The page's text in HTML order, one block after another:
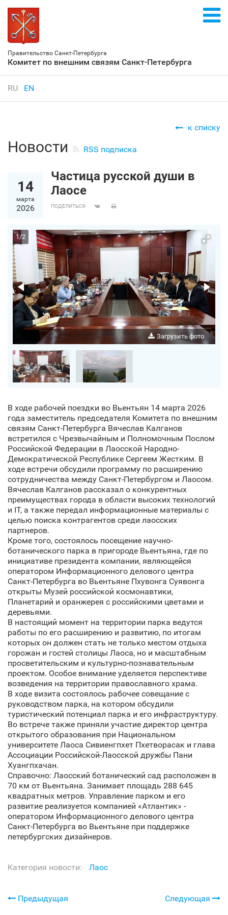
Правительство Санкт‑Петербурга
Комитет по внешним связям Санкт‑Петербурга
RU EN
к списку
Новости RSS подписка
14
марта
2026
Частица русской души в
Лаосе
ПОДЕЛИТЬСЯ:
Загрузить фото
1/2
В ходе рабочей поездки во Вьентьян 14 марта 2026
года заместитель председателя Комитета по внешним
связям Санкт‑Петербурга Вячеслав Калганов
встретился с Чрезвычайным и Полномочным Послом
Российской Федерации в Лаосской Народно-
Демократической Республике Сергеем Жестким. В
ходе встречи обсудили программу по расширению
сотрудничества между Санкт‑Петербургом и Лаосом.
Вячеслав Калганов рассказал о конкурентных
преимуществах города в области высоких технологий
и IT, а также передал информационные материалы с
целью поиска контрагентов среди лаосских
партнеров.
Кроме того, состоялось посещение научно-
ботанического парка в пригороде Вьентьяна, где по
инициативе президента компании, являющейся
оператором Информационного делового центра
Санкт‑Петербурга во Вьентьяне Пхувонга Суявонга
открыты Музей российской космонавтики,
Планетарий и оранжерея с российскими цветами и
деревьями.
В настоящий момент на территории парка ведутся
работы по его расширению и развитию, по итогам
которых он должен стать не только местом отдыха
горожан и гостей столицы Лаоса, но и масштабным
просветительским и культурно-познавательным
проектом. Особое внимание уделяется перспективе
возведения на территории православного храма.
В ходе визита состоялось рабочее совещание с
руководством парка, на котором обсудили
туристический потенциал парка и его инфраструктуру.
Во встрече также приняли участие директор центра
открытого образования при Национальном
университете Лаоса Сивиенгпхет Пхетворасак и глава
Ассоциации Российской-Лаосской дружбы Пани
Хуангпхачан.
Справочно: Лаосский ботанический сад расположен в
70 км от Вьентьяна. Занимает площадь 288 645
квадратных метров. Управление парком и его
развитие реализуется компанией «Атлантик» -
оператором Информационного делового центра
Санкт‑Петербурга во Вьентьяне при поддержке
петербургских дизайнеров.
Категория новости: Лаос
Предыдущая Следующая